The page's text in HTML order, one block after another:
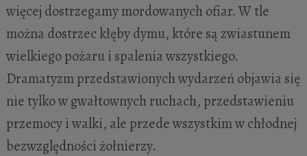
więcej dostrzegamy mordowanych ofiar. W tle
można dostrzec kłęby dymu, które są zwiastunem
wielkiego pożaru i spalenia wszystkiego.
Dramatyzm przedstawionych wydarzeń objawia się
nie tylko w gwałtownych ruchach, przedstawieniu
przemocy i walki, ale przede wszystkim w chłodnej
bezwzględności żołnierzy.